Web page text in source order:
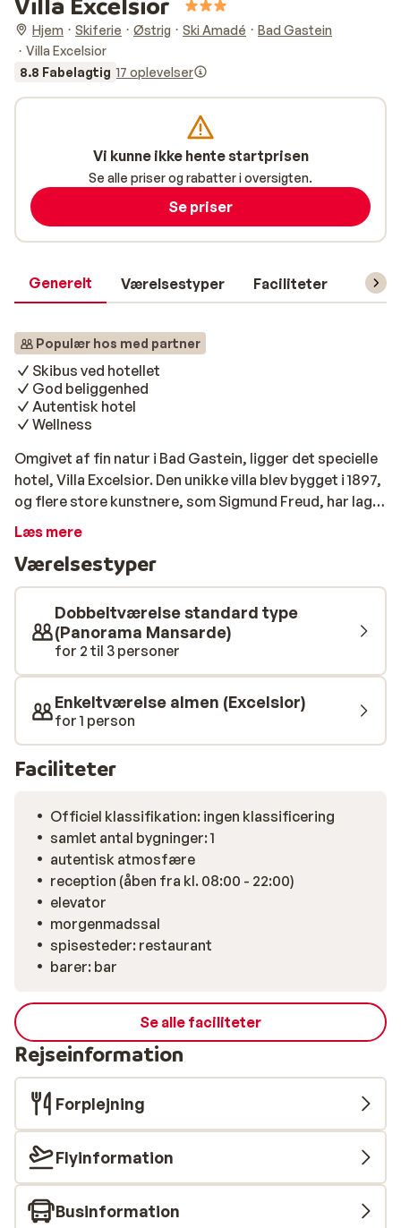
Hjem Skiferie Østrig Ski Amadé
Bad Gastein
Villa Excelsior
8.8 Fabelagtig 17 oplevelser
Generelt Værelsestyper Faciliteter
Populær hos med partner
Skibus ved hotellet
God beliggenhed
Autentisk hotel
Wellness
Omgivet af fin natur i Bad Gastein, ligger det specielle
hotel, Villa Excelsior. Den unikke villa blev bygget i 1897,
og flere store kunstnere, som Sigmund Freud, har lagt
vejen forbi hotellet. Hotellet er luksuriøst indrettet og
atmosfære. Det attraktive centrum af Bad Gastein
ligger ca. 700 m væk. Villa Excelsior tilbyder skibus til
Stubnerkogel lift. Indkvarteringen sker i fint indrettet
værelser, hvor der er plads til 3 personer. Hvis du efter
en lang dag på ski har brug for en pause, har hotellet et
wellnesscenter med sauna og massage (mod ekstra
gebyr).
Læs mere
Værelsestyper
Dobbeltværelse standard type
(Panorama Mansarde)
for 2 til 3 personer
Enkeltværelse almen (Excelsior)
for 1 person
Faciliteter
Officiel klassifikation: ingen klassificering
samlet antal bygninger: 1
autentisk atmosfære
reception (åben fra kl. 08:00 - 22:00)
elevator
morgenmadssal
spisesteder: restaurant
barer: bar
Se alle faciliteter
Rejseinformation
Forplejning
Flyinformation
Businformation
Vi kunne ikke hente startprisen
Se alle priser og rabatter i oversigten.
Se priser